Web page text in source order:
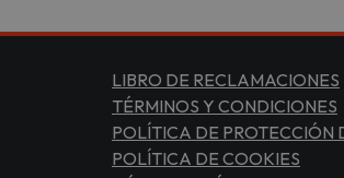
LIBRO DE RECLAMACIONES
TÉRMINOS Y CONDICIONES
POLÍTICA DE PROTECCIÓN
POLÍTICA DE COOKIES